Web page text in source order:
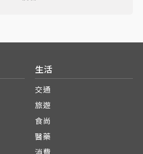
生活
交通
旅遊
食尚
醫藥